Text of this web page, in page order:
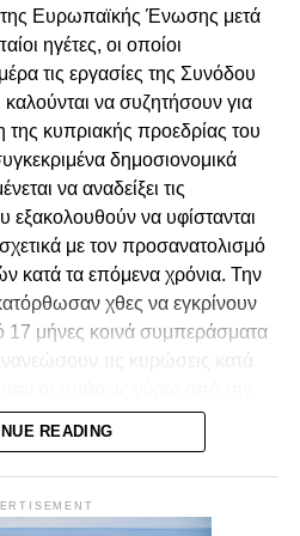
για τα αδικήματα που
Πόρισμα.
στη Δικαιοσύνη,
των ενόχων.
και του κράτους
μας.
Ευρωπαϊκής Ένωσης μετά
ηγέτες, οι οποίοι
τις εργασίες της Συνόδου
να συζητήσουν για
κυπριακής προεδρίας του
δημοσιονομικά
να αναδείξει τις
εξακολουθούν να υφίστανται
με τον προσανατολισμό
κατά τα επόμενα χρόνια. Την
χθες να εγκρίνουν
μήνες κοινά συμπεράσματα
του Ευρωπαϊκού
να διερευνήσει δίαυλο
η Ευρωπαϊκή Ένωση
READING